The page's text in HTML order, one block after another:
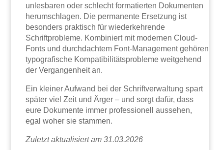
unlesbaren oder schlecht formatierten Dokumenten
herumschlagen. Die permanente Ersetzung ist
besonders praktisch für wiederkehrende
Schriftprobleme. Kombiniert mit modernen Cloud-
Fonts und durchdachtem Font-Management gehören
typografische Kompatibilitätsprobleme weitgehend
der Vergangenheit an.
Ein kleiner Aufwand bei der Schriftverwaltung spart
später viel Zeit und Ärger – und sorgt dafür, dass
eure Dokumente immer professionell aussehen,
egal woher sie stammen.
Zuletzt aktualisiert am 31.03.2026